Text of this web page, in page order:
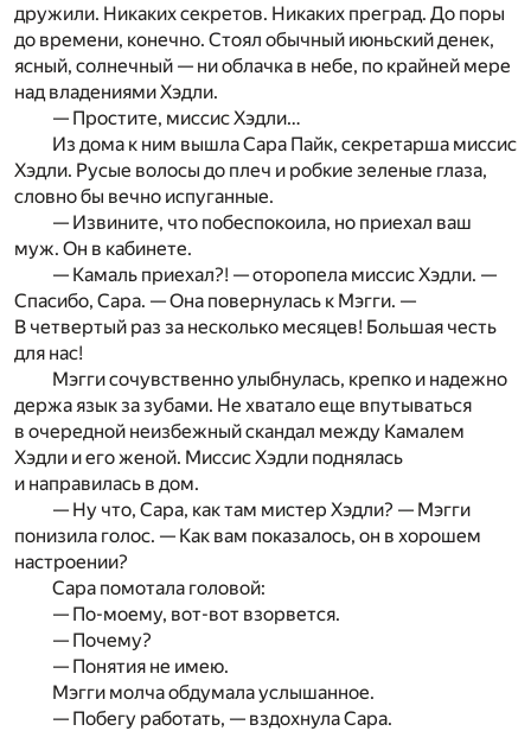
дружили. Никаких секретов. Никаких преград. До поры
до времени, конечно. Стоял обычный июньский денек,
ясный, солнечный — ни облачка в небе, по крайней мере
над владениями Хэдли.
— Простите, миссис Хэдли…
Из дома к ним вышла Сара Пайк, секретарша миссис
Хэдли. Русые волосы до плеч и робкие зеленые глаза,
словно бы вечно испуганные.
— Извините, что побеспокоила, но приехал ваш
муж. Он в кабинете.
— Камаль приехал?! — оторопела миссис Хэдли. —
Спасибо, Сара. — Она повернулась к Мэгги. —
В четвертый раз за несколько месяцев! Большая честь
для нас!
Мэгги сочувственно улыбнулась, крепко и надежно
держа язык за зубами. Не хватало еще впутываться
в очередной неизбежный скандал между Камалем
Хэдли и его женой. Миссис Хэдли поднялась
и направилась в дом.
— Ну что, Сара, как там мистер Хэдли? — Мэгги
понизила голос. — Как вам показалось, он в хорошем
настроении?
Сара помотала головой:
— По-моему, вот-вот взорвется.
— Почему?
— Понятия не имею.
Мэгги молча обдумала услышанное.
— Побегу работать, — вздохнула Сара.